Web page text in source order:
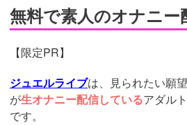
無料で素人のオナニー
【限定PR】
ジュエルライブは、見られたい願
が生オナニー配信しているアダル
です。